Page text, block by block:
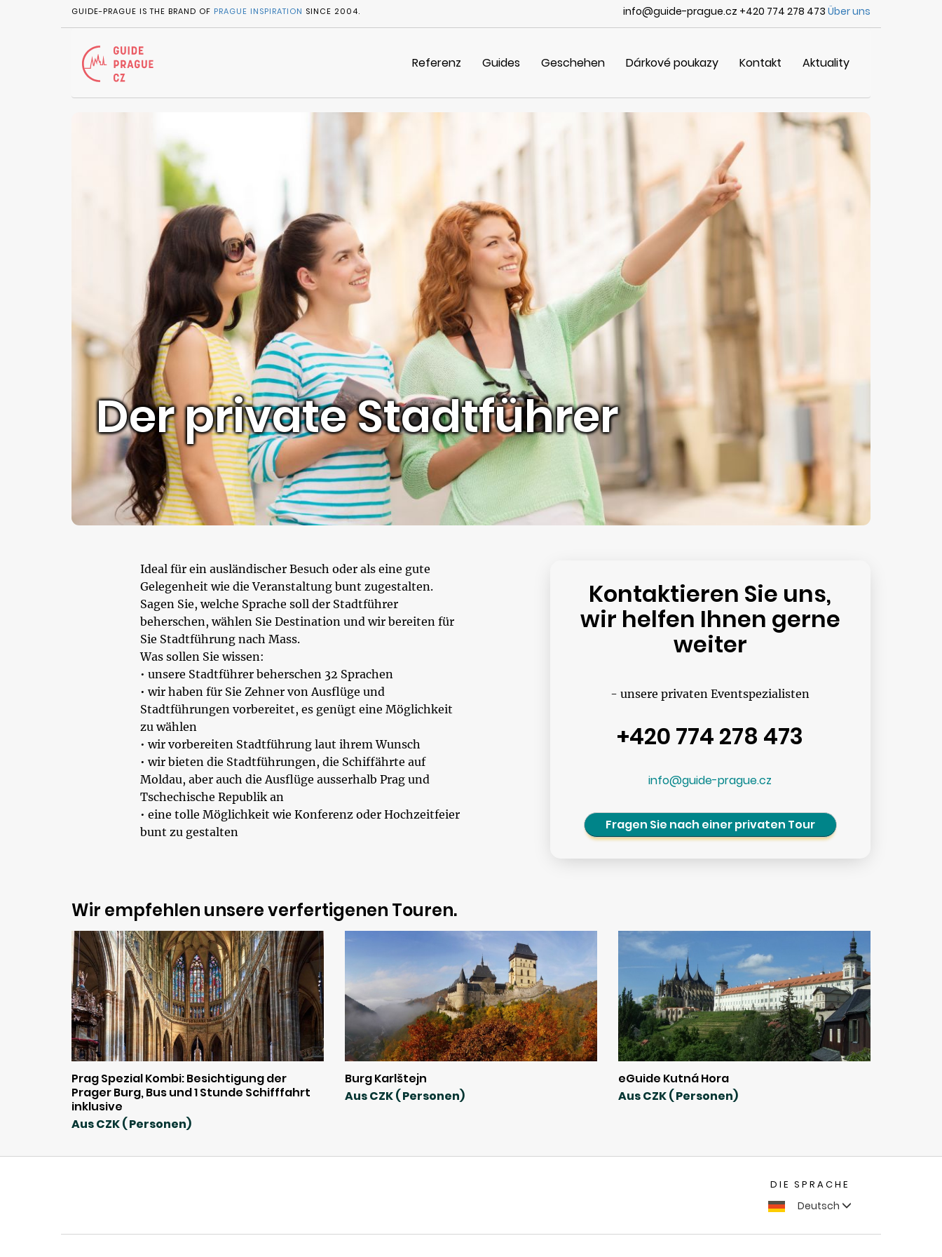
GUIDE-PRAGUE IS THE BRAND OF PRAGUE INSPIRATION SINCE 2004. info@guide-prague.cz +420 774 278 473 Über uns
Referenz Guides Geschehen Dárkové poukazy Kontakt Aktuality
Der private Stadtführer
Ideal für ein ausländischer Besuch oder als eine gute
Gelegenheit wie die Veranstaltung bunt zugestalten.
Sagen Sie, welche Sprache soll der Stadtführer
beherschen, wählen Sie Destination und wir bereiten für
Sie Stadtführung nach Mass.
Was sollen Sie wissen:
• unsere Stadtführer beherschen 32 Sprachen
• wir haben für Sie Zehner von Ausflüge und
Stadtführungen vorbereitet, es genügt eine Möglichkeit
zu wählen
• wir vorbereiten Stadtführung laut ihrem Wunsch
• wir bieten die Stadtführungen, die Schiffährte auf
Moldau, aber auch die Ausflüge ausserhalb Prag und
Tschechische Republik an
• eine tolle Möglichkeit wie Konferenz oder Hochzeitfeier
bunt zu gestalten
Kontaktieren Sie uns,
wir helfen Ihnen gerne
weiter
- unsere privaten Eventspezialisten
+420 774 278 473
info@guide-prague.cz
Fragen Sie nach einer privaten Tour
Wir empfehlen unsere verfertigenen Touren.
Prag Spezial Kombi: Besichtigung der
Prager Burg, Bus und 1 Stunde Schifffahrt
inklusive
Aus CZK ( Personen)
Burg Karlštejn
Aus CZK ( Personen)
eGuide Kutná Hora
Aus CZK ( Personen)
DIE SPRACHE
Deutsch